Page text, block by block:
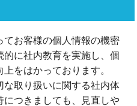
てお客様の個人情報の機密
に社内教育を実施し、個
をはかっております。
な取り扱いに関する社内体
につきましても、見直しや